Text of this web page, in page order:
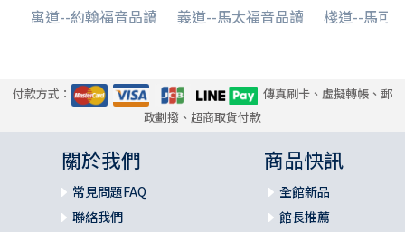
寓道--約翰福音品讀 義道--馬太福音品讀 棧道--馬可
付款方式：
傳真刷卡、虛擬轉帳、郵
政劃撥、超商取貨付款
關於我們
常見問題FAQ
聯絡我們
商品快訊
全館新品
館長推薦